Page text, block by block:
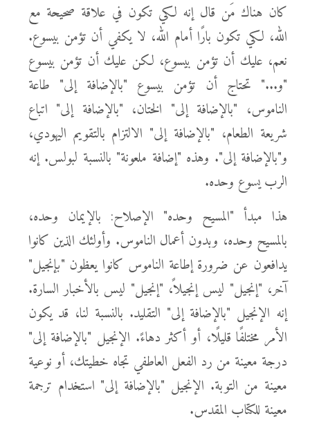
كان هناك مَن قال إنه لكي تكون في علاقة صحيحة مع
الله، لكي تكون بارًا أمام الله، لا يكفي أن تؤمن بيسوع.
نعم، عليك أن تؤمن بيسوع، لكن عليك أن تؤمن بيسوع
"و..." تحتاج أن تؤمن بيسوع "بالإضافة إلى" طاعة
الناموس، "بالإضافة إلى" الختان، "بالإضافة إلى" اتباع
شريعة الطعام، "بالإضافة إلى" الالتزام بالتقويم اليهودي،
و"بالإضافة إلى". وهذه "إضافة ملعونة" بالنسبة لبولس. إنه
الرب يسوع وحده.
هذا مبدأ "المسيح وحده" الإصلاح: بالإيمان وحده،
بالمسيح وحده، وبدون أعمال الناموس. وأولئك الذين كانوا
يدافعون عن ضرورة إطاعة الناموس كانوا يعظون "بإنجيل"
آخر، "إنجيل" ليس إنجيلاً، "إنجيل" ليس بالأخبار السارة.
إنه الإنجيل "بالإضافة إلى" التقليد. بالنسبة لنا، قد يكون
الأمر مختلفًا قليلًا، أو أكثر دهاءً. الإنجيل "بالإضافة إلى"
درجة معينة من رد الفعل العاطفي تجاه خطيتك، أو نوعية
معينة من التوبة. الإنجيل "بالإضافة إلى" استخدام ترجمة
معينة للكتاب المقدس.